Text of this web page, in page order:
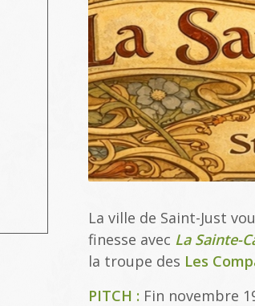
La ville de Saint-Just
finesse avec La Sainte-
la troupe des Les
PITCH : Fin novembre